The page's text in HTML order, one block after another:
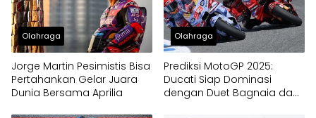
Olahraga
Jorge Martin Pesimistis Bisa
Pertahankan Gelar Juara
Dunia Bersama Aprilia
Olahraga
Prediksi MotoGP 2025:
Ducati Siap Dominasi
dengan Duet Bagnaia dan